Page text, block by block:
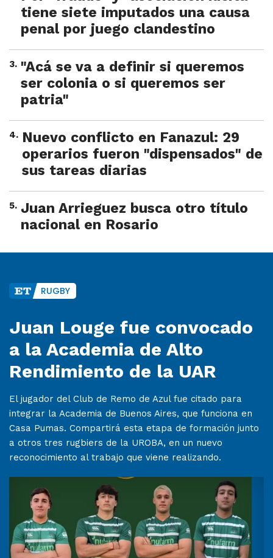
tiene siete imputados una causa
penal por juego clandestino
3. "Acá se va a definir si queremos
ser colonia o si queremos ser
patria"
4. Nuevo conflicto en Fanazul: 29
operarios fueron "dispensados" de
sus tareas diarias
5. Juan Arrieguez busca otro título
nacional en Rosario
RUGBY
Juan Louge fue convocado
a la Academia de Alto
Rendimiento de la UAR
El jugador del Club de Remo de Azul fue citado para
integrar la Academia de Buenos Aires, que funciona en
Casa Pumas. Compartirá esta etapa de formación junto
a otros tres rugbiers de la UROBA, en un nuevo
reconocimiento al trabajo que viene realizando.